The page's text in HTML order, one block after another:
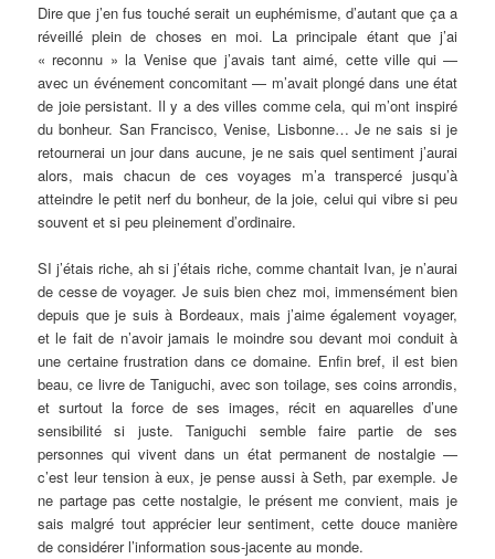
Dire que j’en fus touché serait un euphémisme, d’autant que ça a
réveillé plein de choses en moi. La principale étant que j’ai
« reconnu » la Venise que j’avais tant aimé, cette ville qui —
avec un événement concomitant — m’avait plongé dans une état
de joie persistant. Il y a des villes comme cela, qui m’ont inspiré
du bonheur. San Francisco, Venise, Lisbonne… Je ne sais si je
retournerai un jour dans aucune, je ne sais quel sentiment j’aurai
alors, mais chacun de ces voyages m’a transpercé jusqu’à
atteindre le petit nerf du bonheur, de la joie, celui qui vibre si peu
souvent et si peu pleinement d’ordinaire.
SI j’étais riche, ah si j’étais riche, comme chantait Ivan, je n’aurai
de cesse de voyager. Je suis bien chez moi, immensément bien
depuis que je suis à Bordeaux, mais j’aime également voyager,
et le fait de n’avoir jamais le moindre sou devant moi conduit à
une certaine frustration dans ce domaine. Enfin bref, il est bien
beau, ce livre de Taniguchi, avec son toilage, ses coins arrondis,
et surtout la force de ses images, récit en aquarelles d’une
sensibilité si juste. Taniguchi semble faire partie de ses
personnes qui vivent dans un état permanent de nostalgie —
c’est leur tension à eux, je pense aussi à Seth, par exemple. Je
ne partage pas cette nostalgie, le présent me convient, mais je
sais malgré tout apprécier leur sentiment, cette douce manière
de considérer l’information sous-jacente au monde.